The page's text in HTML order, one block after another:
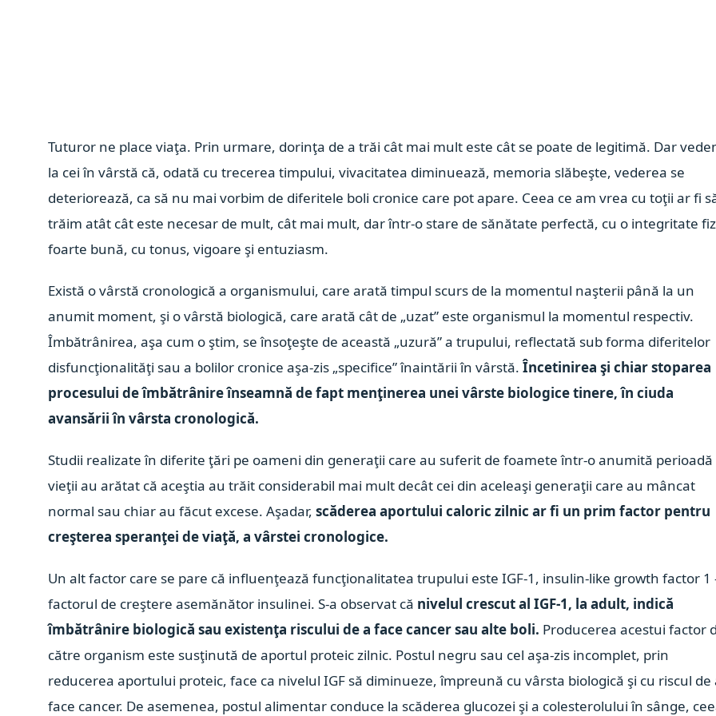
Tuturor ne place viaţa. Prin urmare, dorinţa de a trăi cât mai mult este cât se poate de legitimă. Dar
la cei în vârstă că, odată cu trecerea timpului, vivacitatea diminuează, memoria slăbeşte, vederea se
deteriorează, ca să nu mai vorbim de diferitele boli cronice care pot apare. Ceea ce am vrea cu toţii ar fi
trăim atât cât este necesar de mult, cât mai mult, dar într-o stare de sănătate perfectă, cu o integritate
foarte bună, cu tonus, vigoare şi entuziasm.
Există o vârstă cronologică a organismului, care arată timpul scurs de la momentul naşterii până la un
anumit moment, şi o vârstă biologică, care arată cât de „uzat” este organismul la momentul respectiv.
Îmbătrânirea, aşa cum o ştim, se însoţeşte de această „uzură” a trupului, reflectată sub forma diferitelor
disfuncţionalităţi sau a bolilor cronice aşa-zis „specifice” înaintării în vârstă. Încetinirea şi chiar stoparea
procesului de îmbătrânire înseamnă de fapt menţinerea unei vârste biologice tinere, în ciuda
avansării în vârsta cronologică.
Studii realizate în diferite ţări pe oameni din generaţii care au suferit de foamete într-o anumită perioadă
vieţii au arătat că aceştia au trăit considerabil mai mult decât cei din aceleaşi generaţii care au mâncat
normal sau chiar au făcut excese. Aşadar,scăderea aportului caloric zilnic ar fi un prim factor pentru
creşterea speranţei de viaţă, a vârstei cronologice.
Un alt factor care se pare că influenţează funcţionalitatea trupului este IGF-1, insulin-like growth factor 1
factorul de creştere asemănător insulinei. S-a observat că nivelul crescut al IGF-1, la adult, indică
îmbătrânire biologică sau existenţa riscului de a face cancer sau alte boli. Producerea acestui factor
către organism este susţinută de aportul proteic zilnic. Postul negru sau cel aşa-zis incomplet, prin
reducerea aportului proteic, face ca nivelul IGF să diminueze, împreună cu vârsta biologică şi cu riscul de
face cancer. De asemenea, postul alimentar conduce la scăderea glucozei şi a colesterolului în sânge,